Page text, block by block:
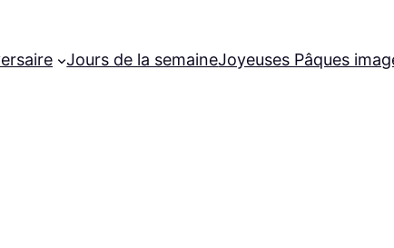
Jours de la semaineJoyeuses Pâques